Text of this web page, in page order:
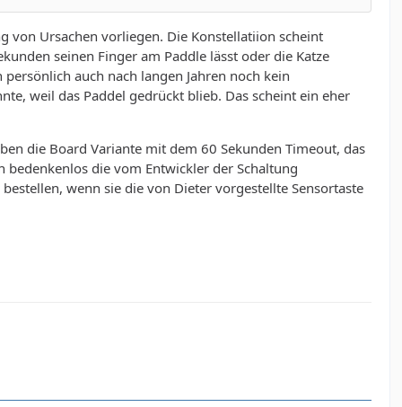
von Ursachen vorliegen. Die Konstellatiion scheint
seinen Finger am Paddle lässt oder die Katze
auch nach langen Jahren noch kein
weil das Paddel gedrückt blieb. Das scheint ein eher
die Board Variante mit dem 60 Sekunden Timeout, das
die vom Entwickler der Schaltung
wenn sie die von Dieter vorgestellte Sensortaste